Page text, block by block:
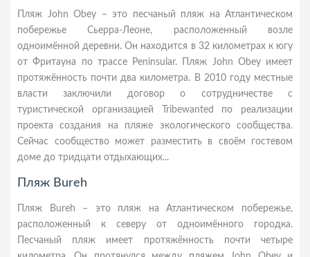
Пляж John Obey – это песчаный пляж на Атлантическом
побережье Сьерра-Леоне, расположенный возле
одноимённой деревни. Он находится в 32 километрах к югу
от Фритауна по трассе Peninsular. Пляж John Obey имеет
протяжённость почти два километра. В 2010 году местные
власти заключили договор о сотрудничестве с
туристической организацией Tribewanted по реализации
проекта создания на пляже экологического сообщества.
Сейчас сообщество может разместить в своём гостевом
доме до тридцати отдыхающих...
Пляж Bureh
Пляж Bureh – это пляж на Атлантическом побережье,
расположенный к северу от одноимённого городка.
Песчаный пляж имеет протяжённость почти четыре